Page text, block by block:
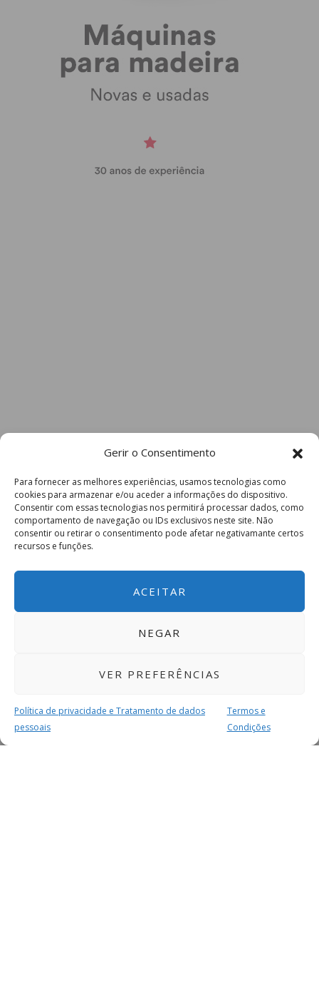
Gerir o Consentimento
Para fornecer as melhores experiências, usamos tecnologias como
cookies para armazenar e/ou aceder a informações do dispositivo.
Consentir com essas tecnologias nos permitirá processar dados, como
comportamento de navegação ou IDs exclusivos neste site. Não
consentir ou retirar o consentimento pode afetar negativamante certos
recursos e funções.
ACEITAR
NEGAR
VER PREFERÊNCIAS
Política de privacidade e Tratamento de dados
pessoais
Termos e
Condições